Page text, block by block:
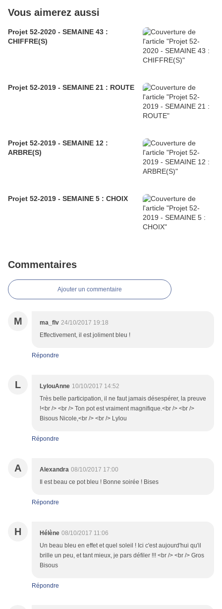
Vous aimerez aussi
Projet 52-2020 - SEMAINE 43 :
CHIFFRE(S)
Projet 52-2019 - SEMAINE 21 : ROUTE
Projet 52-2019 - SEMAINE 12 :
ARBRE(S)
Projet 52-2019 - SEMAINE 5 : CHOIX
Commentaires
Ajouter un commentaire
M ma_flv 24/10/2017 19:18
Effectivement, il est joliment bleu !
Répondre
L LylouAnne 10/10/2017 14:52
Très belle participation, il ne faut jamais désespérer, la preuve
!<br /> <br /> Ton pot est vraiment magnifique.<br /> <br />
Bisous Nicole,<br /> <br /> Lylou
Répondre
A Alexandra 08/10/2017 17:00
Il est beau ce pot bleu ! Bonne soirée ! Bises
Répondre
H Hélène 08/10/2017 11:06
Un beau bleu en effet et quel soleil ! Ici c'est aujourd'hui qu'il
brille un peu, et tant mieux, je pars défiler !!! <br /> <br /> Gros
Bisous
Répondre